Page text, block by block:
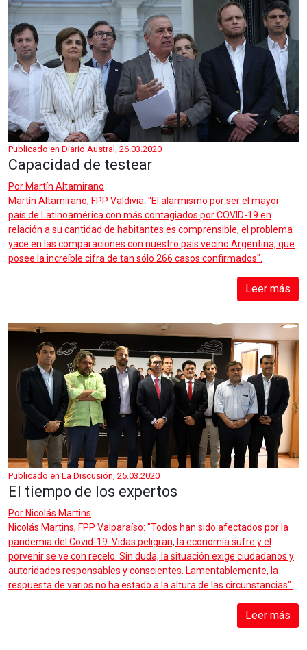
Publicado en Diario Austral, 26.03.2020
Capacidad de testear
Por Martín Altamirano
Martín Altamirano, FPP Valdivia: "El alarmismo por ser el mayor
país de Latinoamérica con más contagiados por COVID-19 en
relación a su cantidad de habitantes es comprensible, el problema
yace en las comparaciones con nuestro país vecino Argentina, que
posee la increíble cifra de tan sólo 266 casos confirmados".
Leer más
Publicado en La Discusión, 25.03.2020
El tiempo de los expertos
Por Nicolás Martins
Nicolás Martins, FPP Valparaíso: "Todos han sido afectados por la
pandemia del Covid-19. Vidas peligran, la economía sufre y el
porvenir se ve con recelo. Sin duda, la situación exige ciudadanos y
autoridades responsables y conscientes. Lamentablemente, la
respuesta de varios no ha estado a la altura de las circunstancias".
Leer más